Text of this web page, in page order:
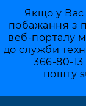
Якщо у Вас
побажання з
веб-порталу
до служби
366-80-
пошту